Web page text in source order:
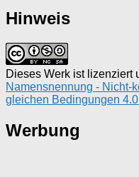
Hinweis
Dieses Werk ist lizenziert
Namensnennung - Nicht-
gleichen Bedingungen
Werbung